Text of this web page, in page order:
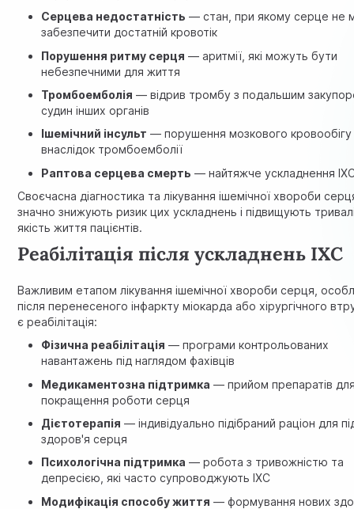
Серцева недостатність — стан, при якому серце не
забезпечити достатній кровотік
Порушення ритму серця — аритмії, які можуть бути
небезпечними для життя
Тромбоемболія — відрив тромбу з подальшим
судин інших органів
Ішемічний інсульт — порушення мозкового кровообігу
внаслідок тромбоемболії
Раптова серцева смерть — найтяжче ускладнення
Своєчасна діагностика та лікування ішемічної хвороби
значно знижують ризик цих ускладнень і підвищують
якість життя пацієнтів.
Реабілітація після ускладнень ІХС
Важливим етапом лікування ішемічної хвороби серця,
після перенесеного інфаркту міокарда або хірургічного
є реабілітація:
Фізична реабілітація — програми контрольованих
навантажень під наглядом фахівців
Медикаментозна підтримка — прийом препаратів
покращення роботи серця
Дієтотерапія — індивідуально підібраний раціон для
здоров'я серця
Психологічна підтримка — робота з тривожністю та
депресією, які часто супроводжують ІХС
Модифікація способу життя — формування нових